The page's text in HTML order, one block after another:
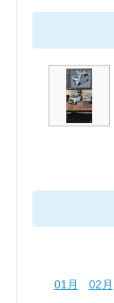
01月 02月